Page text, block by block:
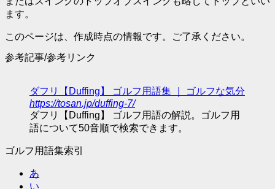
ます。
このページは、作成時点の情報です。ご了承ください。
参考記事/参考リンク
ダフリ【Duffing】 ゴルフ用語集 ｜ ゴルフな気分
https://tosan.jp/duffing-7/
ダフリ【Duffing】 ゴルフ用語の解説。ゴルフ用
語について50音順で検索できます。
ゴルフ用語集索引
あ
い